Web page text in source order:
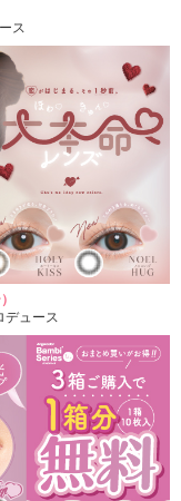
ス
デュース